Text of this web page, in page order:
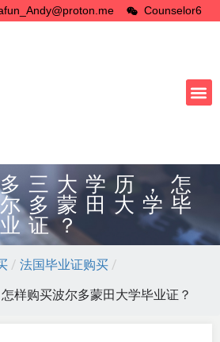
Counselor6
三大学历，怎
多蒙田大学毕
业证？
/ 法国毕业证购买 /
样购买波尔多蒙田大学毕业证？